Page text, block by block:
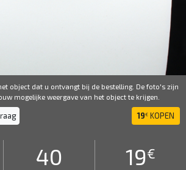
object dat u ontvangt bij de bestelling. De foto's zijn
mogelijke weergave van het object te krijgen.
19€ KOPEN
40 19€